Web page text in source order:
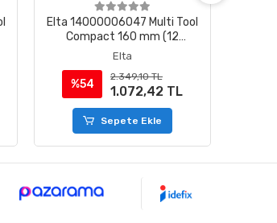
Elta 14000006047 Multi Tool
Compact 160 mm (12
Fonksiyonlu)
Elta
%54
2.349,10 TL
1.072,42 TL
Sepete Ekle